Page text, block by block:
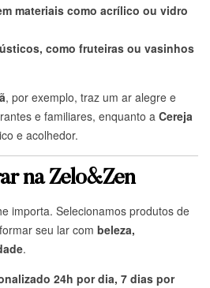
materiais como acrílico ou vidro
como fruteiras ou vasinhos
, por exemplo, traz um ar alegre e
e familiares, enquanto a Cereja
e acolhedor.
na Zelo&Zen
importa. Selecionamos produtos de
seu lar com beleza,
.
24h por dia, 7 dias por